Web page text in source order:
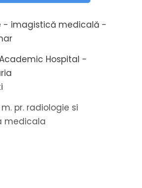
- imagistică medicală -
Hospital -
pr. radiologie si
medicala